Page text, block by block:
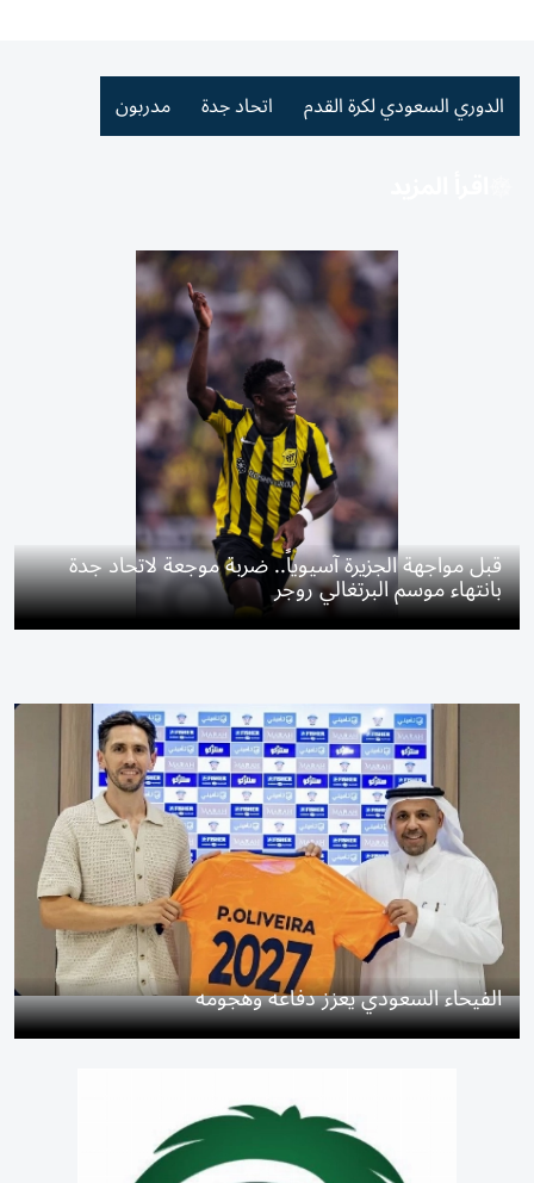
الدوري السعودي لكرة القدم اتحاد جدة مدربون
قبل مواجهة الجزيرة آسيوياً.. ضربة موجعة لاتحاد جدة
بانتهاء موسم البرتغالي روجر
الفيحاء السعودي يعزز دفاعه وهجومه